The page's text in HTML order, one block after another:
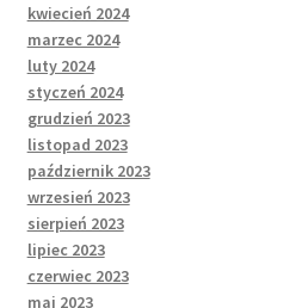
kwiecień 2024
marzec 2024
luty 2024
styczeń 2024
grudzień 2023
listopad 2023
październik 2023
wrzesień 2023
sierpień 2023
lipiec 2023
czerwiec 2023
maj 2023